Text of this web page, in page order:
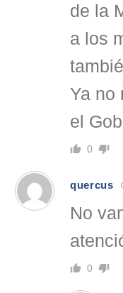
de la
a los
Ya no
el
0
quercus
No
0